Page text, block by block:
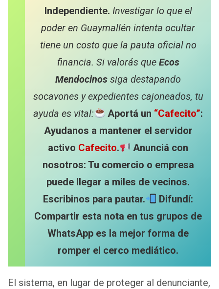
Independiente. Investigar lo que el
poder en Guaymallén intenta ocultar
tiene un costo que la pauta oficial no
financia. Si valorás que Ecos
Mendocinos siga destapando
socavones y expedientes cajoneados, tu
ayuda es vital:
Aportá un “Cafecito”:
Ayudanos a mantener el servidor
activo Cafecito.
Anunciá con
nosotros: Tu comercio o empresa
puede llegar a miles de vecinos.
Escribinos para pautar.
Difundí:
Compartir esta nota en tus grupos de
WhatsApp es la mejor forma de
romper el cerco mediático.
El sistema, en lugar de proteger al denunciante,